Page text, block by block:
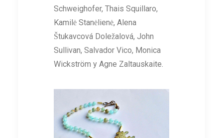
Schweighofer, Thais Squillaro,
Kamilė Stanėlienė, Alena
Štukavcová Doležalová, John
Sullivan, Salvador Vico, Monica
Wickström y Agne Zaltauskaite.